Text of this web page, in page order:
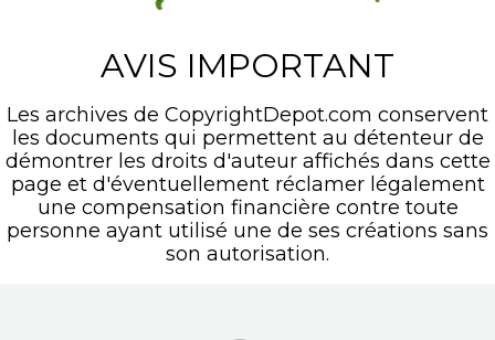
AVIS IMPORTANT
Les archives de CopyrightDepot.com conservent
les documents qui permettent au détenteur de
démontrer les droits d'auteur affichés dans cette
page et d'éventuellement réclamer légalement
une compensation financière contre toute
personne ayant utilisé une de ses créations sans
son autorisation.